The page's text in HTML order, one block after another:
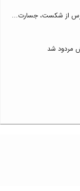
ترس از شکست، جسارت...
مردود شد